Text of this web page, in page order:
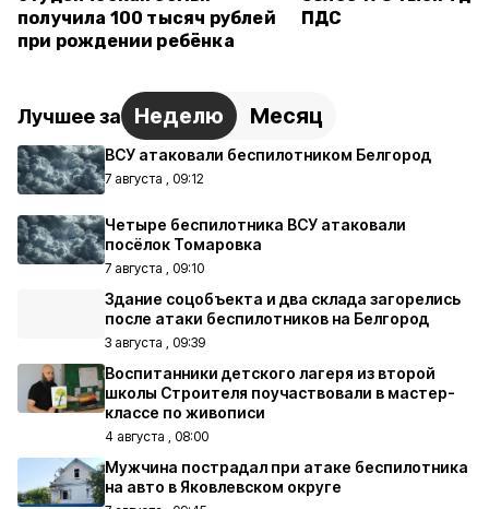
получила 100 тысяч рублей
при рождении ребёнка
ПДС
Лучшее за Неделю Месяц
ВСУ атаковали беспилотником Белгород
7 августа , 09:12
Четыре беспилотника ВСУ атаковали
посёлок Томаровка
7 августа , 09:10
Здание соцобъекта и два склада загорелись
после атаки беспилотников на Белгород
3 августа , 09:39
Воспитанники детского лагеря из второй
школы Строителя поучаствовали в мастер-
классе по живописи
4 августа , 08:00
Мужчина пострадал при атаке беспилотника
на авто в Яковлевском округе